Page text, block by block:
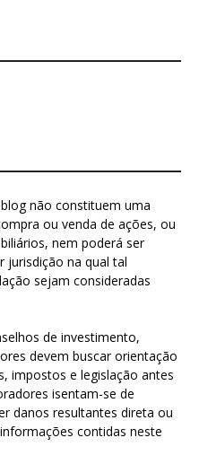
não constituem uma
ou venda de ações, ou
nem poderá ser
jurisdição na qual tal
sejam consideradas
de investimento,
devem buscar orientação
impostos e legislação antes
isentam-se de
danos resultantes direta ou
contidas neste